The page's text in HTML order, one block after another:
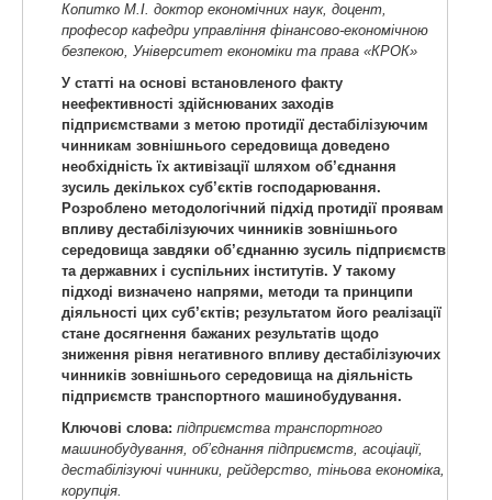
Копитко М.І. доктор економічних наук, доцент,
професор кафедри управління фінансово-економічною
безпекою, Університет економіки та права «КРОК»
У статті на основі встановленого факту
неефективності здійснюваних заходів
підприємствами з метою протидії дестабілізуючим
чинникам зовнішнього середовища доведено
необхідність їх активізації шляхом об’єднання
зусиль декількох суб’єктів господарювання.
Розроблено методологічний підхід протидії проявам
впливу дестабілізуючих чинників зовнішнього
середовища завдяки об’єднанню зусиль підприємств
та державних і суспільних інститутів. У такому
підході визначено напрями, методи та принципи
діяльності цих суб’єктів; результатом його реалізації
стане досягнення бажаних результатів щодо
зниження рівня негативного впливу дестабілізуючих
чинників зовнішнього середовища на діяльність
підприємств транспортного машинобудування.
Ключові слова: підприємства транспортного
машинобудування, об’єднання підприємств, асоціації,
дестабілізуючі чинники, рейдерство, тіньова економіка,
корупція.